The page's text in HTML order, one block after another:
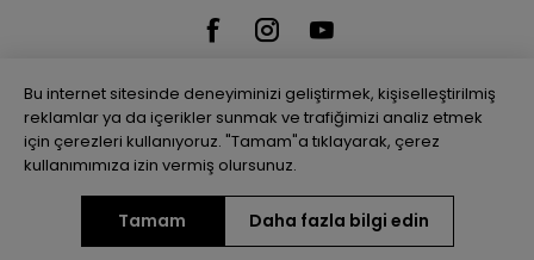
Powered bynopCommerce
Telif hakkı © 2026 Gulenler Altın. Tüm hakları saklıdır.
Bu internet sitesinde deneyiminizi geliştirmek, kişiselleştirilmiş
reklamlar ya da içerikler sunmak ve trafiğimizi analiz etmek
için çerezleri kullanıyoruz. "Tamam"a tıklayarak, çerez
kullanımımıza izin vermiş olursunuz.
Tamam Daha fazla bilgi edin